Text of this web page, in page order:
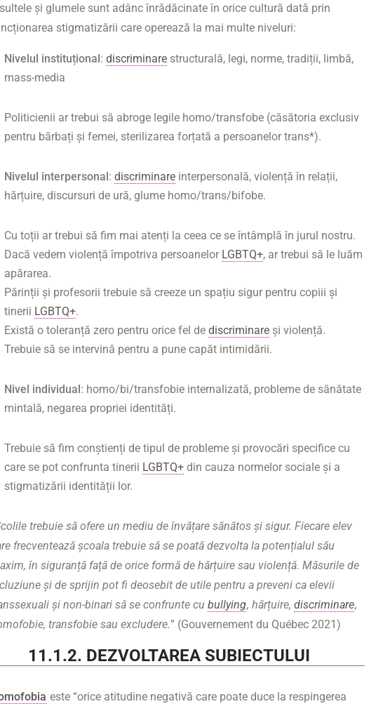
și glumele sunt adânc înrădăcinate în orice cultură dată prin
stigmatizării care operează la mai multe niveluri:
Nivelul instituțional:discriminare structurală, legi, norme, tradiții, limbă,
mass-media
Politicienii ar trebui să abroge legile homo/transfobe (căsătoria exclusiv
pentru bărbați și femei, sterilizarea forțată a persoanelor trans*).
Nivelul interpersonal:discriminare interpersonală, violență în relații,
hărțuire, discursuri de ură, glume homo/trans/bifobe.
Cu toții ar trebui să fim mai atenți la ceea ce se întâmplă în jurul nostru.
Dacă vedem violență împotriva persoanelor LGBTQ+, ar trebui să le luăm
apărarea.
Părinții și profesorii trebuie să creeze un spațiu sigur pentru copiii și
tinerii LGBTQ+.
Există o toleranță zero pentru orice fel dediscriminare și violență.
Trebuie să se intervină pentru a pune capăt intimidării.
Nivel individual: homo/bi/transfobie internalizată, probleme de sănătate
mintală, negarea propriei identități.
Trebuie să fim conștienți de tipul de probleme și provocări specifice cu
care se pot confrunta tinerii LGBTQ+ din cauza normelor sociale și a
stigmatizării identității lor.
trebuie să ofere un mediu de învățare sănătos și sigur. Fiecare elev
frecventează școala trebuie să se poată dezvolta la potențialul său
în siguranță față de orice formă de hărțuire sau violență. Măsurile de
și de sprijin pot fi deosebit de utile pentru a preveni ca elevii
și non-binari să se confrunte cubullying, hărțuire,discriminare,
transfobie sau excludere.” (Gouvernement du Québec 2021)
11.1.2. DEZVOLTAREA SUBIECTULUI
este “orice atitudine negativă care poate duce la respingerea